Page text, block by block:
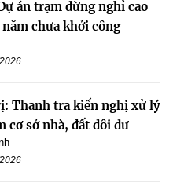
án trạm dừng nghỉ cao
chưa khởi công
Thanh tra kiến nghị xử lý
cơ sở nhà, đất dôi dư